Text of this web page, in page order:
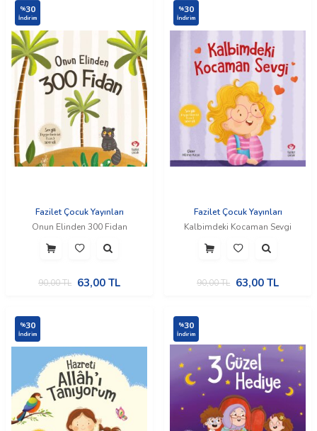
%30
İndirim
Fazilet Çocuk Yayınları
Onun Elinden 300 Fidan
90,00TL 63,00 TL
%30
İndirim
Fazilet Çocuk Yayınları
Kalbimdeki Kocaman Sevgi
90,00TL 63,00 TL
%30
İndirim
%30
İndirim